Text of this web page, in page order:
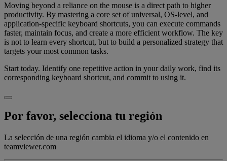
Moving beyond a reliance on the mouse is a direct path to higher
productivity. By mastering a core set of universal, OS-level, and
application-specific keyboard shortcuts, you can execute commands
faster, maintain focus, and create a more efficient workflow. The key
is not to learn every shortcut, but to build a personalized strategy that
targets your most common tasks.
Start today. Identify one repetitive action in your daily work, find its
corresponding keyboard shortcut, and commit to using it.
Por favor, selecciona tu región
La selección de una región cambia el idioma y/o el contenido en
teamviewer.com